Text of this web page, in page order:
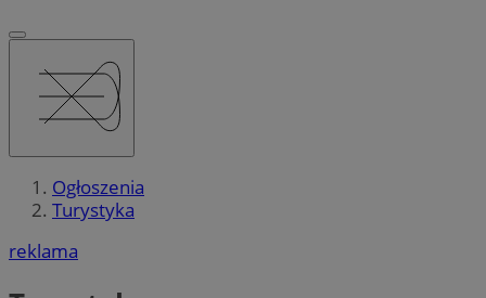
Ogłoszenia
Turystyka
reklama